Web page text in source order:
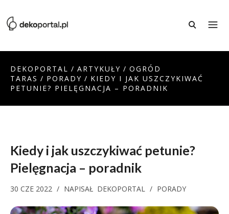
DEKOPORTAL / ARTYKUŁY / OGRÓD
TARAS / PORADY / KIEDY I JAK USZCZYKIWAĆ
PETUNIE? PIELĘGNACJA – PORADNIK
Kiedy i jak uszczykiwać petunie?
Pielęgnacja – poradnik
30 CZE 2022 / NAPISAŁ DEKOPORTAL / PORADY